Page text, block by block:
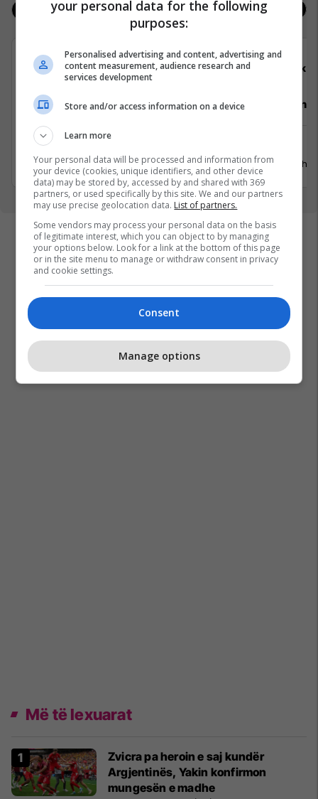
Real Estate
Telegrafi
Video Editor (3 pozita)
Prishtinë
20 Korrik 2026
Punëtor në
20 Gusht
Më të lexuarat
Zvicra pa heroin e saj kundër
Argjentinës, Yakin konfirmon
mungesën e madhe
your personal data for the following
purposes:
Personalised advertising and content, advertising and
content measurement, audience research and
services development
Store and/or access information on a device
Learn more
Your personal data will be processed and information from
your device (cookies, unique identifiers, and other device
data) may be stored by, accessed by and shared with 369
partners, or used specifically by this site. We and our partners
may use precise geolocation data. List of partners.
Some vendors may process your personal data on the basis
of legitimate interest, which you can object to by managing
your options below. Look for a link at the bottom of this page
or in the site menu to manage or withdraw consent in privacy
and cookie settings.
Consent
Manage options